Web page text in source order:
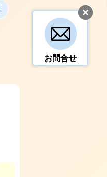
お問合せ